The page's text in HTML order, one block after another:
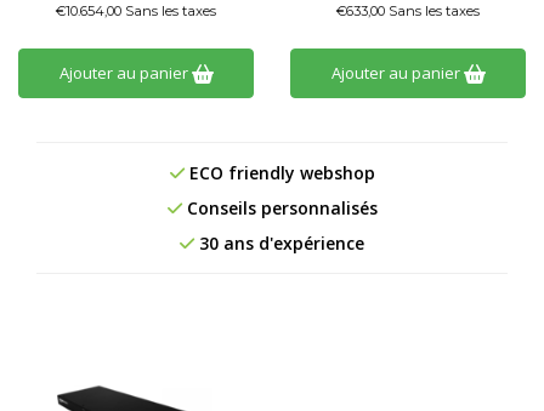
€10.654,00 Sans les taxes
Ajouter au panier
€633,00 Sans les taxes
Ajouter au panier
ECO friendly webshop
Conseils personnalisés
30 ans d'expérience